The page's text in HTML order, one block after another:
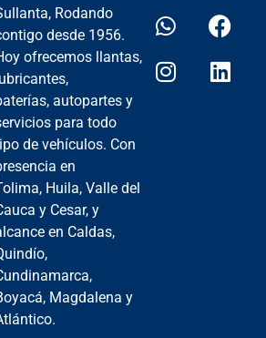
Rodando
desde 1956.
ofrecemos llantas,
lubricantes,
autopartes y
para todo
de vehículos. Con
en
Huila, Valle del
y Cesar, y
en Caldas,
Magdalena y